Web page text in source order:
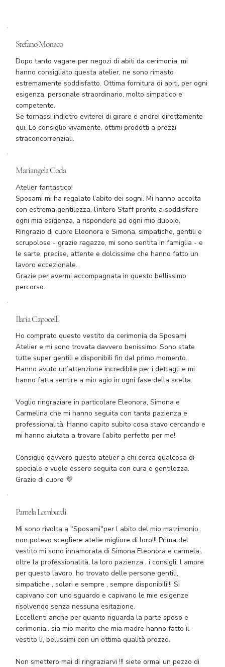
Stefano Monaco
Dopo tanto vagare per negozi di abiti da cerimonia, mi
hanno consigliato questa atelier, ne sono rimasto
estremamente soddisfatto. Ottima fornitura di abiti, per ogni
esigenza, personale straordinario, molto simpatico e
competente.
Se tornassi indietro eviterei di girare e andrei direttamente
qui. Lo consiglio vivamente, ottimi prodotti a prezzi
straconcorrenziali.
Mariangela Coda
Atelier fantastico!
Sposami mi ha regalato l’abito dei sogni. Mi hanno accolta
con estrema gentilezza, l’intero Staff pronto a soddisfare
ogni mia esigenza, a rispondere ad ogni mio dubbio.
Ringrazio di cuore Eleonora e Simona, simpatiche, gentili e
scrupolose - grazie ragazze, mi sono sentita in famiglia - e
le sarte, precise, attente e dolcissime che hanno fatto un
lavoro eccezionale.
Grazie per avermi accompagnata in questo bellissimo
percorso.
Ilaria Capocelli
Ho comprato questo vestito da cerimonia da Sposami
Atelier e mi sono trovata davvero benissimo. Sono state
tutte super gentili e disponibili fin dal primo momento.
Hanno avuto un’attenzione incredibile per i dettagli e mi
hanno fatta sentire a mio agio in ogni fase della scelta.
Voglio ringraziare in particolare Eleonora, Simona e
Carmelina che mi hanno seguita con tanta pazienza e
professionalità. Hanno capito subito cosa stavo cercando e
mi hanno aiutata a trovare l’abito perfetto per me!
Consiglio davvero questo atelier a chi cerca qualcosa di
speciale e vuole essere seguita con cura e gentilezza.
Grazie di cuore 💜
Pamela Lombardi
Mi sono rivolta a "Sposami"per l abito del mio matrimonio..
non potevo scegliere atelie migliore di loro!!! Prima del
vestito mi sono innamorata di Simona Eleonora e carmela..
oltre la professionalità, la loro pazienza , i consigli, l amore
per questo lavoro, ho trovato delle persone gentili,
simpatiche , solari e sempre , sempre disponibili!!! Si
capivano con uno sguardo e capivano le mie esigenze
risolvendo senza nessuna esitazione.
Eccellenti anche per quanto riguarda la parte sposo e
cerimonia.. sia mio marito che mia madre hanno fatto il
vestito li, bellissimi con un ottima qualità prezzo.
Non smettero mai di ringraziarvi !!! siete ormai un pezzo di